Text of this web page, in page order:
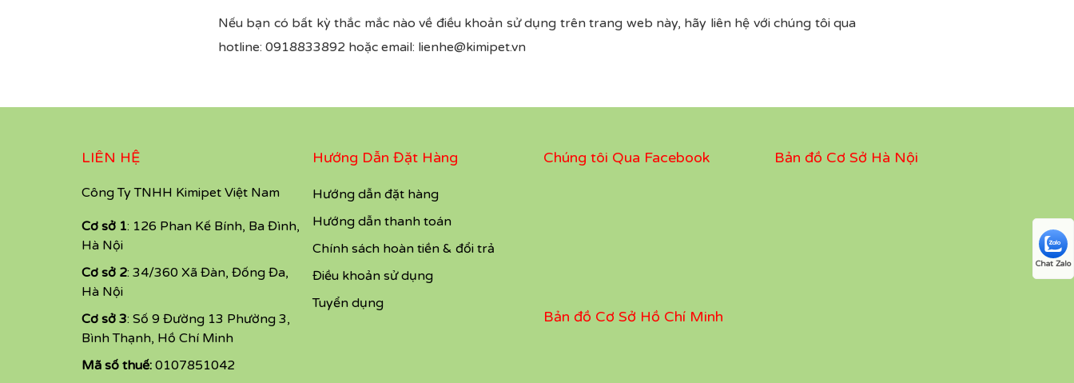
Nếu bạn có bất kỳ thắc mắc nào về điều khoản sử dụng trên trang web này, hãy liên hệ với chúng tôi qua
hotline: 0918833892 hoặc email: lienhe@kimipet.vn
LIÊN HỆ
Công Ty TNHH Kimipet Việt Nam
Cơ sở 1: 126 Phan Kế Bính, Ba Đình,
Hà Nội
Cơ sở 2: 34/360 Xã Đàn, Đống Đa,
Hà Nội
Cơ sở 3: Số 9 Đường 13 Phường 3,
Bình Thạnh, Hồ Chí Minh
Mã số thuế: 0107851042
Hướng Dẫn Đặt Hàng
Hướng dẫn đặt hàng
Hướng dẫn thanh toán
Chính sách hoàn tiền & đổi trả
Điều khoản sử dụng
Tuyển dụng
Chúng tôi Qua Facebook Bản đồ Cơ Sở Hà Nội
Bản đồ Cơ Sở Hồ Chí Minh
Chat Zalo